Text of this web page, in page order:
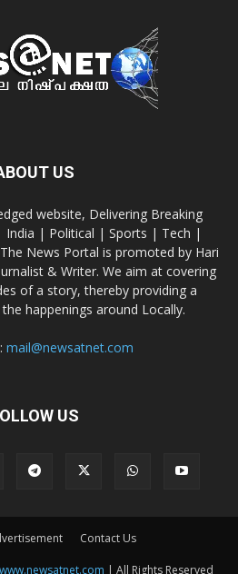
US
website, Delivering Breaking
India | Political | Sports | Tech |
News Portal is promoted by Hari
& Writer. We aim at covering
of a story, thereby providing a
happenings around Locally.
mail@newsatnet.com
US
Contact Us
| All Rights Reserved